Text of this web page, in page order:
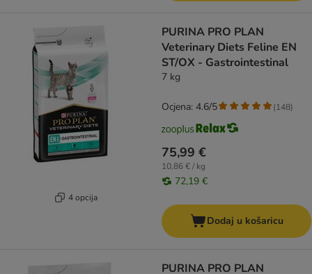
4 opcija
PURINA PRO PLAN
Veterinary Diets Feline EN
ST/OX - Gastrointestinal
7 kg
75,99 €
10,86 € / kg
72,19 €
Ocjena: 4.6/5 (148)
Dodaj u košaricu
PURINA PRO PLAN